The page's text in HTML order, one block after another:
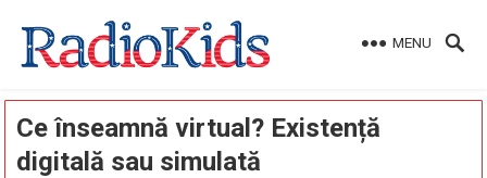
MENU
Ce înseamnă virtual? Existență
digitală sau simulată